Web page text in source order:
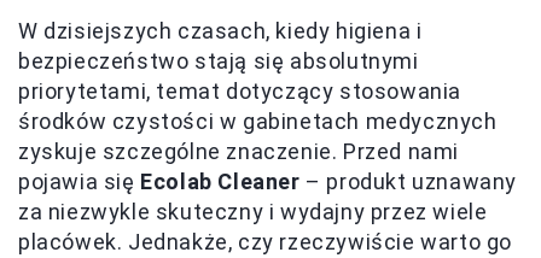
W dzisiejszych czasach, kiedy higiena i
bezpieczeństwo stają się absolutnymi
priorytetami, temat dotyczący stosowania
środków czystości w gabinetach medycznych
zyskuje szczególne znaczenie. Przed nami
pojawia się Ecolab Cleaner – produkt uznawany
za niezwykle skuteczny i wydajny przez wiele
placówek. Jednakże, czy rzeczywiście warto go